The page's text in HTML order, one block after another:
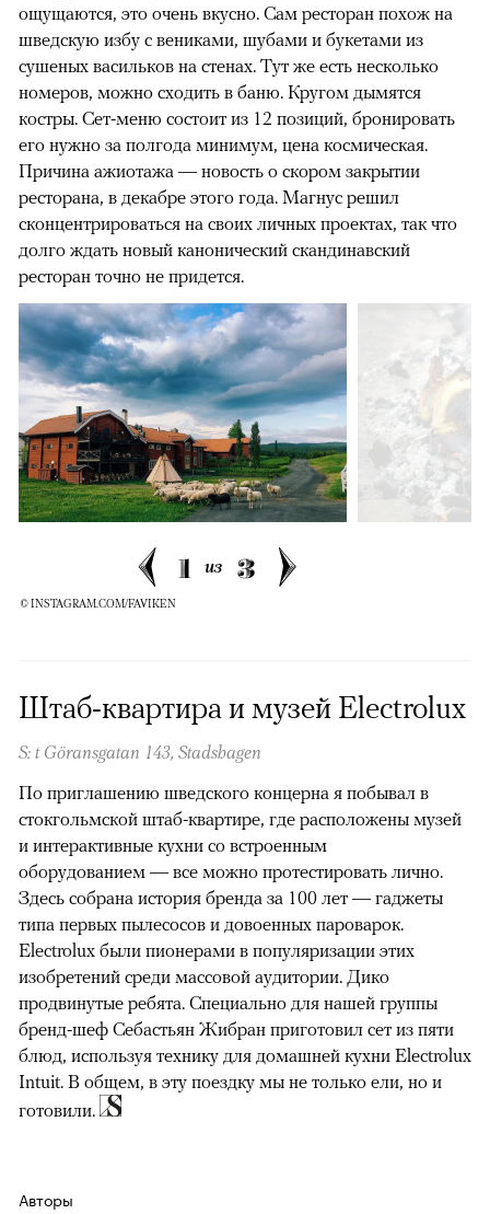
ощущаются, это очень вкусно. Сам ресторан похож на
шведскую избу с вениками, шубами и букетами из
сушеных васильков на стенах. Тут же есть несколько
номеров, можно сходить в баню. Кругом дымятся
костры. Сет-меню состоит из 12 позиций, бронировать
его нужно за полгода минимум, цена космическая.
Причина ажиотажа — новость о скором закрытии
ресторана, в декабре этого года. Магнус решил
сконцентрироваться на своих личных проектах, так что
долго ждать новый канонический скандинавский
ресторан точно не придется.
1 из 3
© INSTAGRAM.COM/FAVIKEN
Штаб-квартира и музей Electrolux
S: t Göransgatan 143, Stadshagen
По приглашению шведского концерна я побывал в
стокгольмской штаб-квартире, где расположены музей
и интерактивные кухни со встроенным
оборудованием — все можно протестировать лично.
Здесь собрана история бренда за 100 лет — гаджеты
типа первых пылесосов и довоенных пароварок.
Electrolux были пионерами в популяризации этих
изобретений среди массовой аудитории. Дико
продвинутые ребята. Специально для нашей группы
бренд-шеф Себастьян Жибран приготовил сет из пяти
блюд, используя технику для домашней кухни Electrolux
Intuit. В общем, в эту поездку мы не только ели, но и
готовили.
Авторы